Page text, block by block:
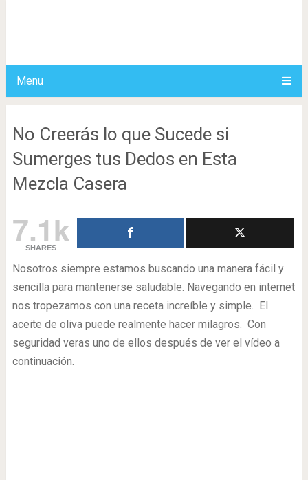
Menu
No Creerás lo que Sucede si
Sumerges tus Dedos en Esta
Mezcla Casera
7.1k
SHARES
Nosotros siempre estamos buscando una manera fácil y
sencilla para mantenerse saludable. Navegando en internet
nos tropezamos con una receta increíble y simple. El
aceite de oliva puede realmente hacer milagros. Con
seguridad veras uno de ellos después de ver el vídeo a
continuación.